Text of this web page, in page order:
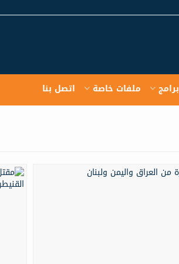
برامج ملفات خاصة اتصل بنا